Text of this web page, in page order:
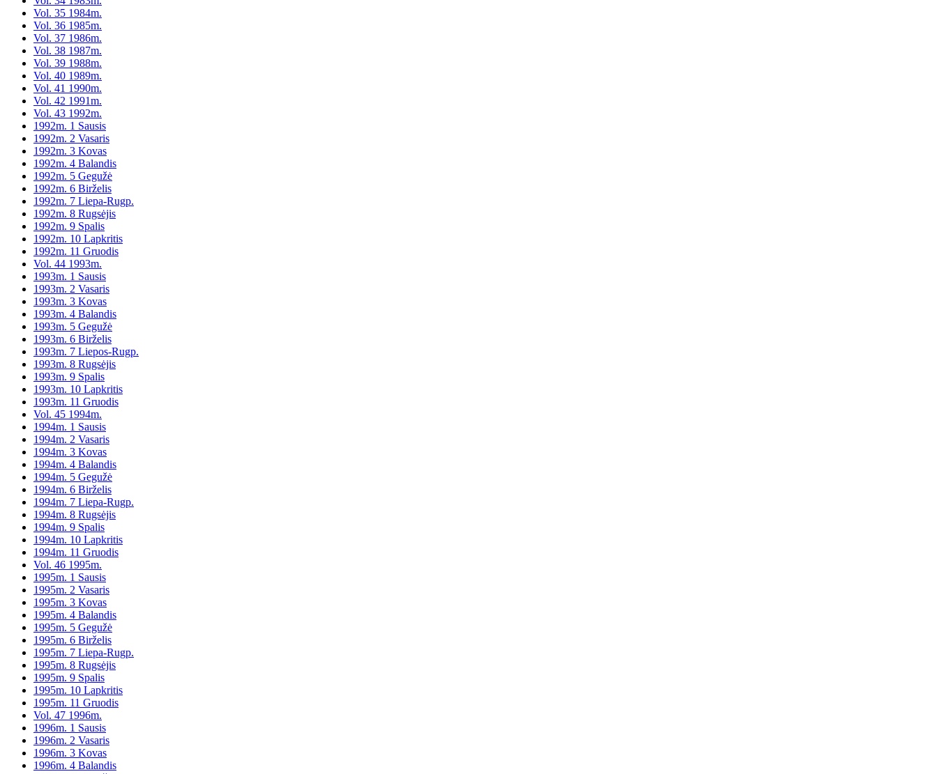
Vol. 35 1984m.
Vol. 36 1985m.
Vol. 37 1986m.
Vol. 38 1987m.
Vol. 39 1988m.
Vol. 40 1989m.
Vol. 41 1990m.
Vol. 42 1991m.
Vol. 43 1992m.
1992m. 1 Sausis
1992m. 2 Vasaris
1992m. 3 Kovas
1992m. 4 Balandis
1992m. 5 Gegužė
1992m. 6 Birželis
1992m. 7 Liepa-Rugp.
1992m. 8 Rugsėjis
1992m. 9 Spalis
1992m. 10 Lapkritis
1992m. 11 Gruodis
Vol. 44 1993m.
1993m. 1 Sausis
1993m. 2 Vasaris
1993m. 3 Kovas
1993m. 4 Balandis
1993m. 5 Gegužė
1993m. 6 Birželis
1993m. 7 Liepos-Rugp.
1993m. 8 Rugsėjis
1993m. 9 Spalis
1993m. 10 Lapkritis
1993m. 11 Gruodis
Vol. 45 1994m.
1994m. 1 Sausis
1994m. 2 Vasaris
1994m. 3 Kovas
1994m. 4 Balandis
1994m. 5 Gegužė
1994m. 6 Birželis
1994m. 7 Liepa-Rugp.
1994m. 8 Rugsėjis
1994m. 9 Spalis
1994m. 10 Lapkritis
1994m. 11 Gruodis
Vol. 46 1995m.
1995m. 1 Sausis
1995m. 2 Vasaris
1995m. 3 Kovas
1995m. 4 Balandis
1995m. 5 Gegužė
1995m. 6 Birželis
1995m. 7 Liepa-Rugp.
1995m. 8 Rugsėjis
1995m. 9 Spalis
1995m. 10 Lapkritis
1995m. 11 Gruodis
Vol. 47 1996m.
1996m. 1 Sausis
1996m. 2 Vasaris
1996m. 3 Kovas
1996m. 4 Balandis